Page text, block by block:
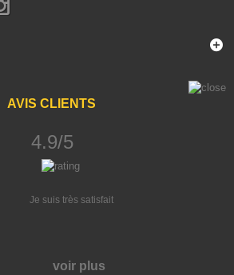
AVIS CLIENTS
4.9/5
Je suis très satisfait
voir plus